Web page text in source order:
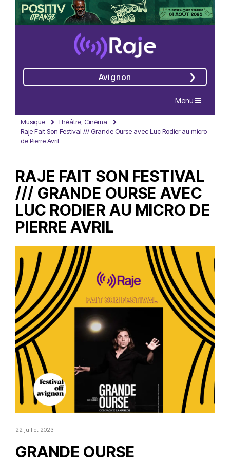
Avignon
Navigation
Menu
Musique
Théâtre, Cinéma
Raje Fait Son Festival /// Grande Ourse avec Luc Rodier au micro
de Pierre Avril
RAJE FAIT SON FESTIVAL
/// GRANDE OURSE AVEC
LUC RODIER AU MICRO DE
PIERRE AVRIL
22 juillet 2023
GRANDE OURSE